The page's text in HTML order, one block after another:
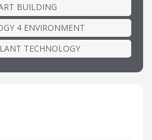
BUILDING
4 ENVIRONMENT
TECHNOLOGY